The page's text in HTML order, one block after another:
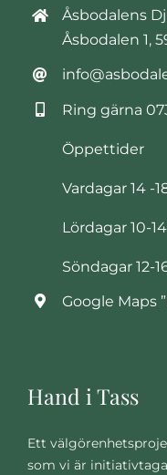
Åsbodalens
Åsbodalen 1,
Ring gärna
Öppettider
Vardagar 14 -
Lördagar 10-14
Söndagar 12-
Google Maps
Hand i Tass
Ett
som vi är